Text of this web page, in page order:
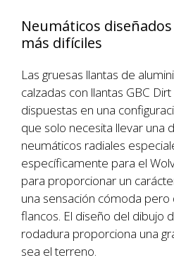
Neumáticos
más difíciles
Las gruesas llantas de
calzadas con llantas GBC
dispuestas en una
que solo necesita llevar una
neumáticos radiales
específicamente para el
para proporcionar un
una sensación cómoda
flancos. El diseño del dibujo
rodadura proporciona una
sea el terreno.